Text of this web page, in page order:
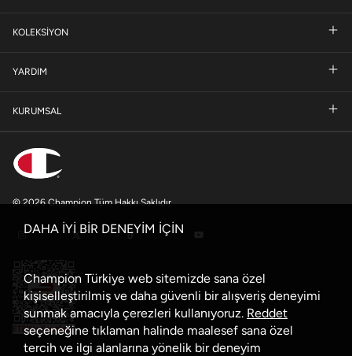
KOLEKSİYON
YARDIM
KURUMSAL
© 2026 Champion Tüm Hakkı Saklıdır
DAHA İYİ BİR DENEYİM İÇİN
Champion Türkiye web sitemizde sana özel
kişiselleştirilmiş ve daha güvenli bir alışveriş deneyimi
sunmak amacıyla çerezleri kullanıyoruz. Reddet
seçeneğine tıklaman halinde maalesef sana özel
tercih ve ilgi alanlarına yönelik bir deneyim